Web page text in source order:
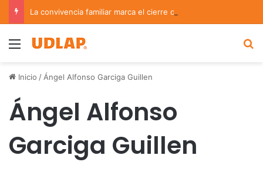
Menu
Inicio / Ángel Alfonso Garciga Guillen
Ángel Alfonso
Garciga Guillen